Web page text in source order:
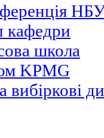
кафедри
школа
KPMG
вибіркові